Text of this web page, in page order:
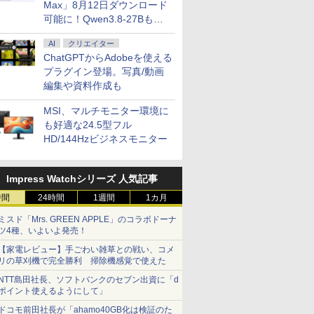
Max」8月12日ダウンロード
可能に！Qwen3.8-27Bも順
次
AI クリエイター
ChatGPTからAdobeを使える
プラグイン登場。写真/動画
編集や資料作成も
MSI、マルチモニター環境に
も好適な24.5型フル
HD/144Hzビジネスモニター
Impress Watchシリーズ 人気記事
24時間 1週間 1カ月
スド「Mrs. GREEN APPLE」のコラボドーナ
4種、いよいよ発売！
家電レビュー】手ごわい雑草との戦い、コメ
の草刈機で完全勝利 掃除機感覚で使えた
島田社長、ソフトバンクのセブン出資に「d
イント使えるようにして」
コモ前田社長が「ahamo40GB化は検証のた